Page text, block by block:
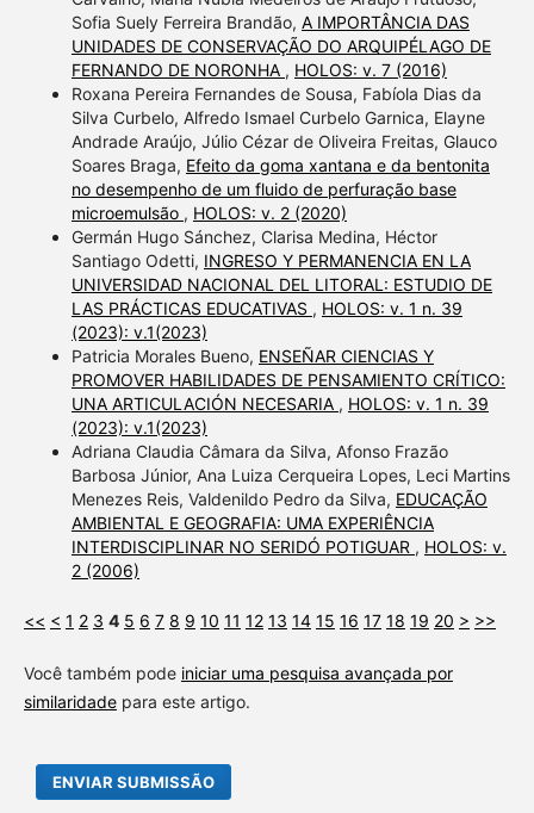
Sofia Suely Ferreira Brandão, A IMPORTÂNCIA DAS
UNIDADES DE CONSERVAÇÃO DO ARQUIPÉLAGO DE
FERNANDO DE NORONHA , HOLOS: v. 7 (2016)
Roxana Pereira Fernandes de Sousa, Fabíola Dias da
Silva Curbelo, Alfredo Ismael Curbelo Garnica, Elayne
Andrade Araújo, Júlio Cézar de Oliveira Freitas, Glauco
Soares Braga, Efeito da goma xantana e da bentonita
no desempenho de um fluido de perfuração base
microemulsão , HOLOS: v. 2 (2020)
Germán Hugo Sánchez, Clarisa Medina, Héctor
Santiago Odetti, INGRESO Y PERMANENCIA EN LA
UNIVERSIDAD NACIONAL DEL LITORAL: ESTUDIO DE
LAS PRÁCTICAS EDUCATIVAS , HOLOS: v. 1 n. 39
(2023): v.1(2023)
Patricia Morales Bueno, ENSEÑAR CIENCIAS Y
PROMOVER HABILIDADES DE PENSAMIENTO CRÍTICO:
UNA ARTICULACIÓN NECESARIA , HOLOS: v. 1 n. 39
(2023): v.1(2023)
Adriana Claudia Câmara da Silva, Afonso Frazão
Barbosa Júnior, Ana Luiza Cerqueira Lopes, Leci Martins
Menezes Reis, Valdenildo Pedro da Silva, EDUCAÇÃO
AMBIENTAL E GEOGRAFIA: UMA EXPERIÊNCIA
INTERDISCIPLINAR NO SERIDÓ POTIGUAR , HOLOS: v.
2 (2006)
<< < 1 2 3 4 5 6 7 8 9 10 11 12 13 14 15 16 17 18 19 20 > >>
Você também pode iniciar uma pesquisa avançada por
similaridadepara este artigo.
ENVIAR SUBMISSÃO